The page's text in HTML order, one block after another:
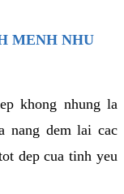
MENH NHU
khong nhung la
nang dem lai cac
dep cua tinh yeu